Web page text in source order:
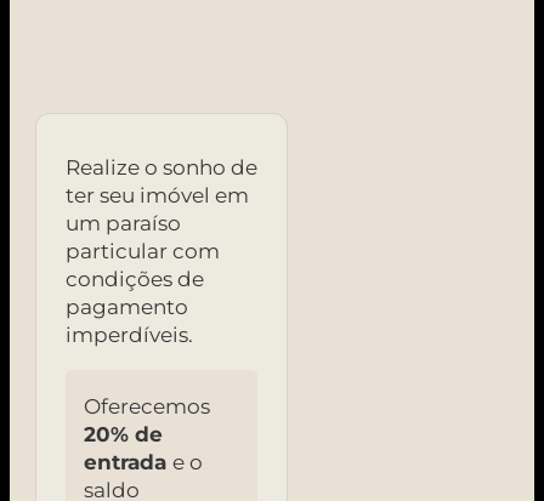
Realize o sonho de
ter seu imóvel em
um paraíso
particular com
condições de
pagamento
imperdíveis.
Oferecemos
20% de
entrada e o
saldo